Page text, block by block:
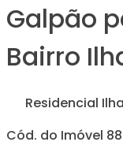
Galpão
Bairro
Residencial
Cód. do Imóvel